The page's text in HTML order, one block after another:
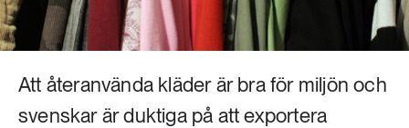
Transport
612 ARTIKLAR
262 ARTIKLAR
Att återanvända kläder är bra för miljön och
svenskar är duktiga på att exportera